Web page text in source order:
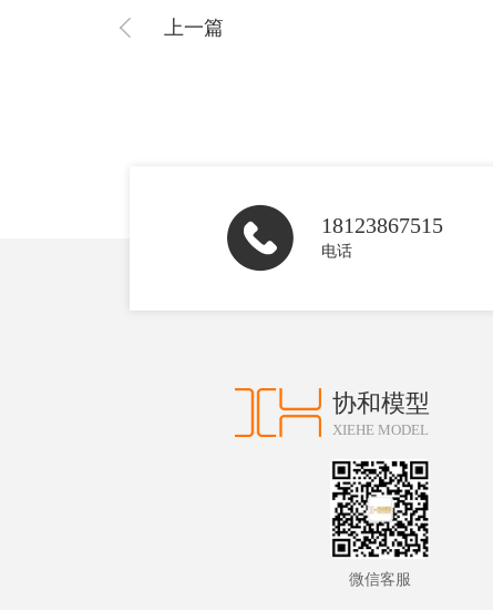
上一篇
18123867515
电话
协和模型
XIEHE MODEL
微信客服